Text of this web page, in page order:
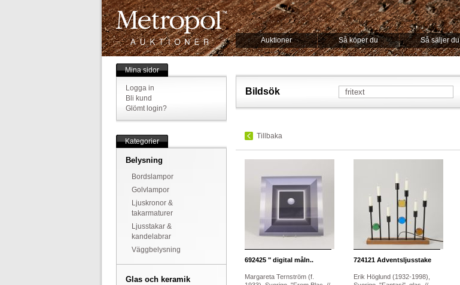
Auktioner Så köper du Så säljer du
Mina sidor
Logga in
Bli kund
Glömt login?
Kategorier
Belysning
Bordslampor
Golvlampor
Ljuskronor &
takarmaturer
Ljusstakar &
kandelabrar
Väggbelysning
Glas och keramik
Bildsök
Tillbaka
692425" digital måln..
Margareta Ternström (f.
724121Adventsljusstake
Erik Höglund (1932-1998),